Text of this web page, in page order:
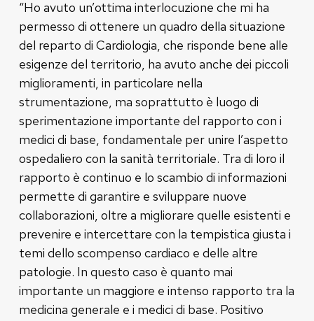
“Ho avuto un’ottima interlocuzione che mi ha
permesso di ottenere un quadro della situazione
del reparto di Cardiologia, che risponde bene alle
esigenze del territorio, ha avuto anche dei piccoli
miglioramenti, in particolare nella
strumentazione, ma soprattutto è luogo di
sperimentazione importante del rapporto con i
medici di base, fondamentale per unire l’aspetto
ospedaliero con la sanità territoriale. Tra di loro il
rapporto è continuo e lo scambio di informazioni
permette di garantire e sviluppare nuove
collaborazioni, oltre a migliorare quelle esistenti e
prevenire e intercettare con la tempistica giusta i
temi dello scompenso cardiaco e delle altre
patologie. In questo caso è quanto mai
importante un maggiore e intenso rapporto tra la
medicina generale e i medici di base. Positivo